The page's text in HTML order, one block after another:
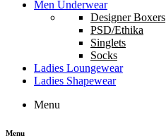
Men Underwear
Designer Boxers
PSD/Ethika
Singlets
Socks
Ladies Loungewear
Ladies Shapewear
Menu
Menu